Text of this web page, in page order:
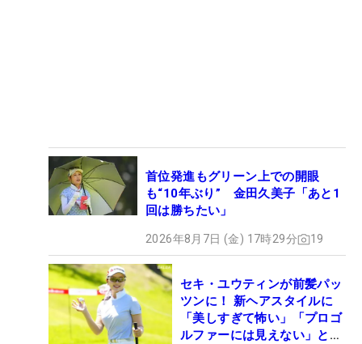
首位発進もグリーン上での開眼
も“10年ぶり” 金田久美子「あと1
回は勝ちたい」
2026年8月7日 (金) 17時29分 19
セキ・ユウティンが前髪パッ
ツンに！ 新ヘアスタイルに
「美しすぎて怖い」「プロゴ
ルファーには見えない」とコ